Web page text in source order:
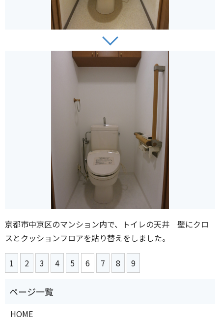
京都市中京区のマンション内で、トイレの天井 壁にクロ
スとクッションフロアを貼り替えをしました。
1 2 3 4 5 6 7 8 9
HOME